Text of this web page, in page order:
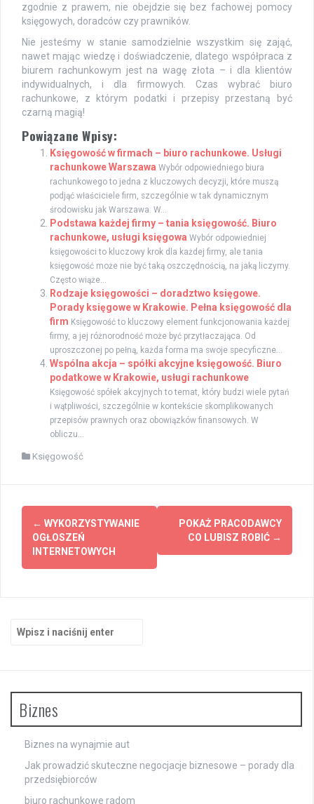
zgodnie z prawem, nie obejdzie się bez fachowej pomocy
księgowych, doradców czy prawników.
Nie jesteśmy w stanie samodzielnie wszystkim się zająć,
nawet mając wiedzę i doświadczenie, dlatego współpraca z
biurem rachunkowym jest na wagę złota – i dla klientów
indywidualnych, i dla firmowych. Czas wybrać biuro
rachunkowe, z którym podatki i przepisy przestaną być
czarną magią!
Powiązane Wpisy:
Księgowość w firmach – biuro rachunkowe. Usługi
rachunkowe Warszawa Wybór odpowiedniego biura
rachunkowego to jedna z kluczowych decyzji, które muszą
podjąć właściciele firm, szczególnie w tak dynamicznym
środowisku jak Warszawa. W...
Podstawa każdej firmy – tania księgowość. Biuro
rachunkowe, usługi księgowa Wybór odpowiedniej
księgowości to kluczowy krok dla każdej firmy, ale tania
księgowość może nie być taką oszczędnością, na jaką liczymy.
Często wiąże...
Rodzaje księgowości – doradztwo księgowe.
Porady księgowe w Krakowie. Pełna księgowość dla
firm Księgowość to kluczowy element funkcjonowania każdej
firmy, a jej różnorodność może być przytłaczająca. Od
uproszczonej po pełną, każda forma ma swoje specyficzne...
Wspólna akcja – spółki akcyjne księgowość. Biuro
podatkowe w Krakowie, usługi rachunkowe
Księgowość spółek akcyjnych to temat, który budzi wiele pytań
i wątpliwości, szczególnie w kontekście skomplikowanych
przepisów prawnych oraz obowiązków finansowych. W
obliczu...
Księgowość
Zobacz
wpisy
← WYKORZYSTYWANIE
OGŁOSZEŃ
INTERNETOWYCH
POKAŻ PRACODAWCY
CO LUBISZ ROBIĆ →
Biznes
Biznes na wynajmie aut
Jak prowadzić skuteczne negocjacje biznesowe – porady dla
przedsiębiorców
biuro rachunkowe radom